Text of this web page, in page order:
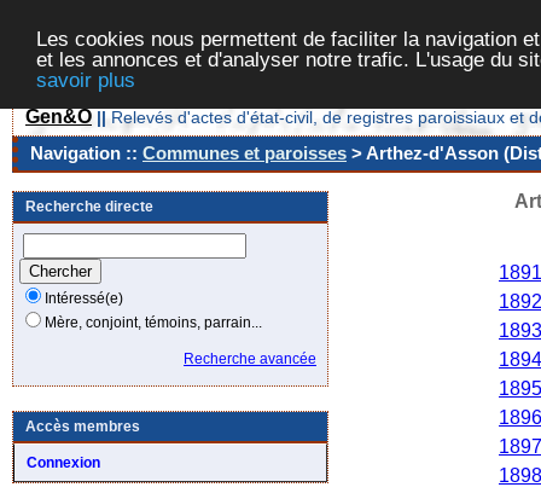
Les cookies nous permettent de faciliter la navigation
et les annonces et d'analyser notre trafic. L'usage du
savoir plus
Gen&O || Relevés d'actes d'état-civil, de registres paroissiaux et
Navigation :: Communes et paroisses > Arthez-d'Asson
Recherche directe
Intéressé(e)
Mère, conjoint, témoins, parrain...
Recherche avancée
Accès membres
Connexion
1891
1892
1893
1894
1895
1896
1897
1898